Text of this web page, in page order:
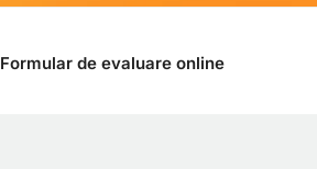
Formular de evaluare online